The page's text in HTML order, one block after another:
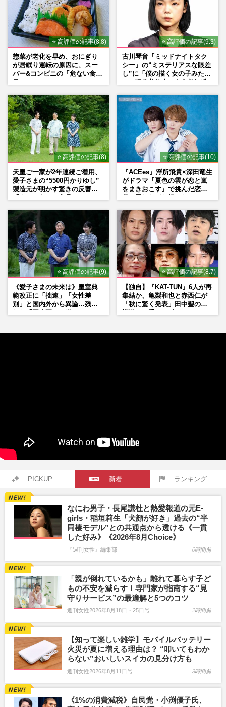
⭐ 高評価の記事(8.8)
惣菜が老化を早め、おにぎり
が居眠り運転の原因に、スー
パー&コンビニの「危ない食
⭐ 高評価の記事(9.3)
古川琴音『ミッドナイトタク
シー』の“ミステリアスな眼差
し”に「僕の描く女の子みた
⭐ 高評価の記事(8)
天皇ご一家が2年連続ご着用、
愛子さまの“5500円かりゆし”
製造元が明かす驚きの反響
⭐ 高評価の記事(10)
『ACEes』浮所飛貴×深田竜生
がドラマ『夏色の雲が恋と嵐
をまきおこす』で挑んだ恋人
⭐ 高評価の記事(9)
《愛子さまの未来は》皇室典
範改正に「拙速」「女性差
別」と国内外から異論…残さ
⭐ 高評価の記事(8.7)
【独自】『KAT-TUN』6人が再
集結か、亀梨和也と赤西仁が
「秋に驚く発表」田中聖の刑
PICKUP 新着 ランキング
なにわ男子・長尾謙杜と熱愛報道の元E-
girls・稲垣莉生「犬顔が好き」過去の“半
同棲モデル”との共通点から透ける《一貫
した好み》《2026年8月Choice》
『週刊女性』編集部 0時間前
「親が倒れているかも」離れて暮らす子ど
もの不安を減らす！専門家が指南する“見
守りサービス”の最適解と5つのコツ
週刊女性2026年8月18日・25日号 2時間前
【知って楽しい雑学】モバイルバッテリー
火災が夏に増える理由は？ “叩いてもわか
らない”おいしいスイカの見分け方も
週刊女性2026年8月11日号 3時間前
《1%の消費減税》自民党・小渕優子氏、